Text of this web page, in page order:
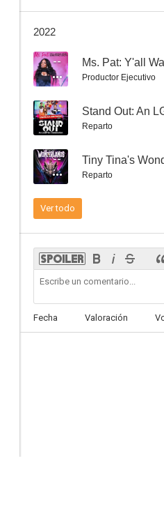
Clerks II
5.9
5.3
2022
--
Productor Ejecutivo
--
Reparto
-- Tiny Tina's
Reparto
Ver todo
Fecha Valoración